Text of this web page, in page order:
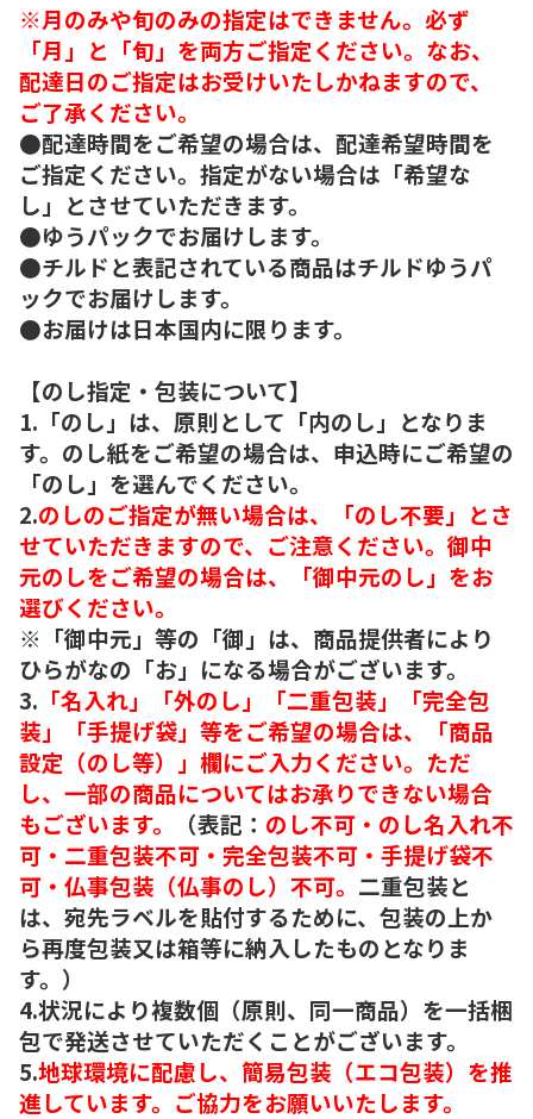
※月のみや旬のみの指定はできません。必ず
「月」と「旬」を両方ご指定ください。なお、
配達日のご指定はお受けいたしかねますので、
ご了承ください。
●配達時間をご希望の場合は、配達希望時間を
ご指定ください。指定がない場合は「希望な
し」とさせていただきます。
●ゆうパックでお届けします。
●チルドと表記されている商品はチルドゆうパ
ックでお届けします。
●お届けは日本国内に限ります。
【のし指定・包装について】
1.「のし」は、原則として「内のし」となりま
す。のし紙をご希望の場合は、申込時にご希望の
「のし」を選んでください。
2.のしのご指定が無い場合は、「のし不要」とさ
せていただきますので、ご注意ください。御中
元のしをご希望の場合は、「御中元のし」をお
選びください。
※「御中元」等の「御」は、商品提供者により
ひらがなの「お」になる場合がございます。
3. 「名入れ」「外のし」「二重包装」「完全包
装」「手提げ袋」等をご希望の場合は、「商品
設定（のし等）」欄にご入力ください。ただ
し、一部の商品についてはお承りできない場合
もございます。
（表記： のし不可・のし名入れ不
可・二重包装不可・完全包装不可・手提げ袋不
可・仏事包装（仏事のし）不可。 二重包装と
は、宛先ラベルを貼付するために、包装の上か
ら再度包装又は箱等に納入したものとなりま
す。）
4.状況により複数個（原則、同一商品）を一括梱
包で発送させていただくことがございます。
5.地球環境に配慮し、簡易包装（エコ包装）を推
進しています。ご協力をお願いいたします。